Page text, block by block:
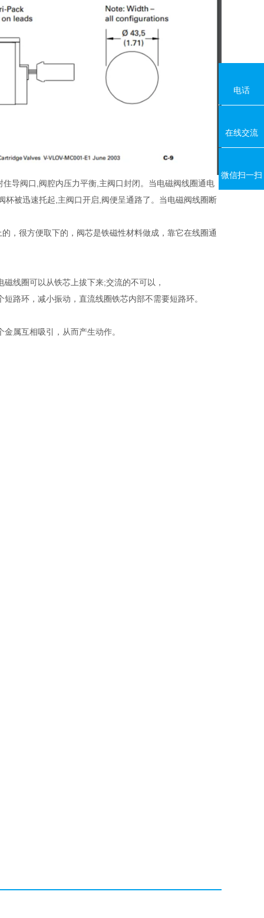
导阀口,阀腔内压力平衡,主阀口封闭。当电磁阀线圈通电
被迅速托起,主阀口开启,阀便呈通路了。当电磁阀线圈断
，很方便取下的，阀芯是铁磁性材料做成，靠它在线圈通
线圈可以从铁芯上拔下来;交流的不可以，
路环，减小振动，直流线圈铁芯内部不需要短路环。
属互相吸引，从而产生动作。
电话
在线交流
微信扫一扫